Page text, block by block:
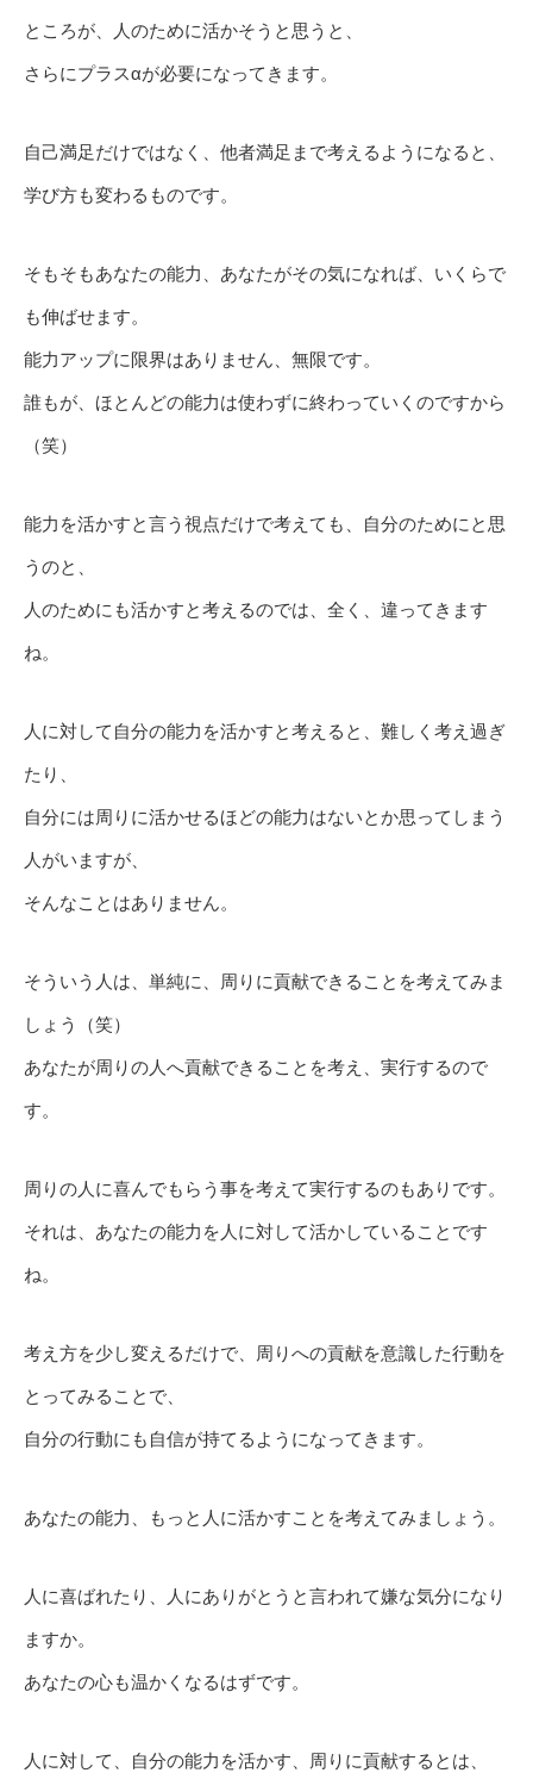
ところが、人のために活かそうと思うと、
さらにプラスαが必要になってきます。
自己満足だけではなく、他者満足まで考えるようになると、
学び方も変わるものです。
そもそもあなたの能力、あなたがその気になれば、いくらで
も伸ばせます。
能力アップに限界はありません、無限です。
誰もが、ほとんどの能力は使わずに終わっていくのですから
（笑）
能力を活かすと言う視点だけで考えても、自分のためにと思
うのと、
人のためにも活かすと考えるのでは、全く、違ってきます
ね。
人に対して自分の能力を活かすと考えると、難しく考え過ぎ
たり、
自分には周りに活かせるほどの能力はないとか思ってしまう
人がいますが、
そんなことはありません。
そういう人は、単純に、周りに貢献できることを考えてみま
しょう（笑）
あなたが周りの人へ貢献できることを考え、実行するので
す。
周りの人に喜んでもらう事を考えて実行するのもありです。
それは、あなたの能力を人に対して活かしていることです
ね。
考え方を少し変えるだけで、周りへの貢献を意識した行動を
とってみることで、
自分の行動にも自信が持てるようになってきます。
あなたの能力、もっと人に活かすことを考えてみましょう。
人に喜ばれたり、人にありがとうと言われて嫌な気分になり
ますか。
あなたの心も温かくなるはずです。
人に対して、自分の能力を活かす、周りに貢献するとは、